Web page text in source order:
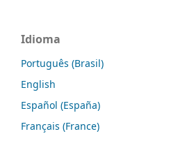
Idioma
Português (Brasil)
English
Español (España)
Français (France)